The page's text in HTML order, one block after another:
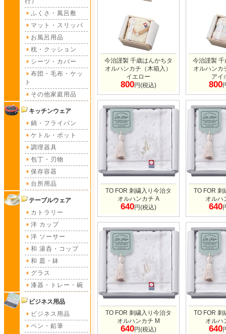
ふくさ・風呂敷
マット・スリッパ
お風呂用品
枕・クッション
シーツ・カバー
布団・毛布・ケッ
ト
その他家庭用品
キッチンウェア
鍋・フライパン
ケトル・ポット
調理器具
包丁・刃物
保存容器
台所用品
テーブルウェア
カトラリー
洋 カップ
洋 ソーサー
和 湯呑・コップ
和 皿・鉢
グラス
漆器・トレー・碗
ビジネス用品
ビジネス用品
ペン・鉛筆
今治謹製 千歳はんかちタ
オルハンカチ（木箱入）
イエロー
800円(税込)
今治謹製
オルハンカ
アイ
800
TO FOR 刺繍入り今治タ
オルハンカチ A
640円(税込)
TO FOR 刺
オルハ
640
TO FOR 刺繍入り今治タ
オルハンカチ M
640円(税込)
TO FOR 刺
オルハ
640